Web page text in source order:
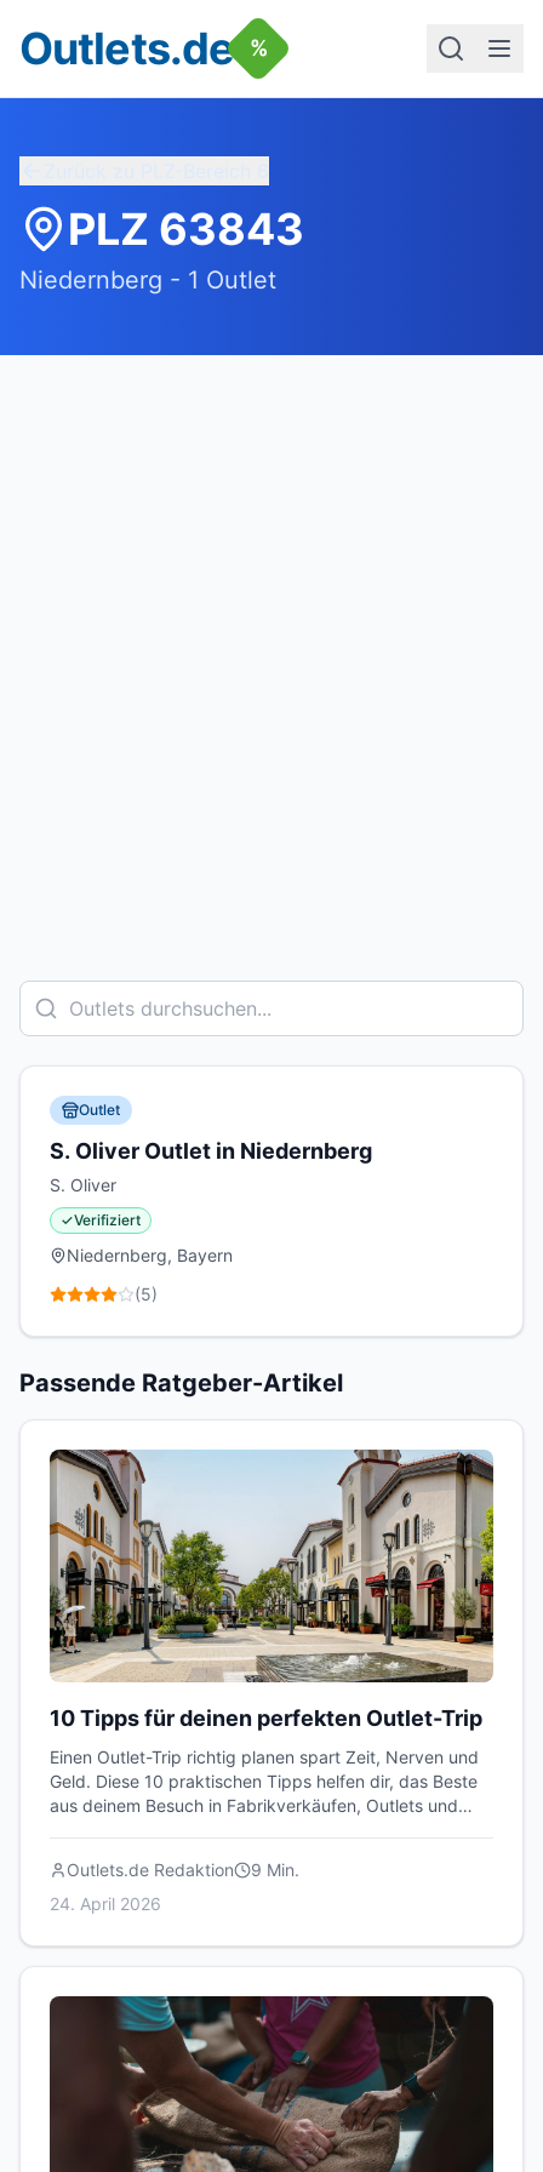
Outlets.de %
PLZ 63843
Niedernberg - 1 Outlet
Outlet
S. Oliver Outlet in Niedernberg
S. Oliver
✓Verifiziert
Niedernberg, Bayern
(5)
Passende Ratgeber-Artikel
10 Tipps für deinen perfekten Outlet-Trip
Einen Outlet-Trip richtig planen spart Zeit, Nerven und
Geld. Diese 10 praktischen Tipps helfen dir, das Beste
aus deinem Besuch in Fabrikverkäufen, Outlets und
Outlets.de Redaktion
9 Min.
24. April 2026